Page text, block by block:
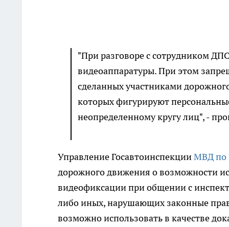
"При разговоре с сотрудником
видеоаппаратуры. При этом
сделанных участниками
которых фигурируют
неопределенному кругу лиц", -
Управление ГосавтоинспекцииМВД по
дорожного движения о возможности
видеофиксации при общении с
либо иных, нарушающих законные
возможно использовать в качестве